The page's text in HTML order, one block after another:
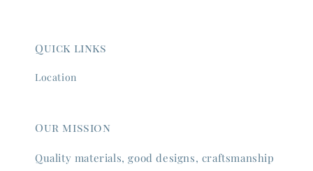
Quick links
Location
Our mission
Quality materials, good designs, craftsmanship